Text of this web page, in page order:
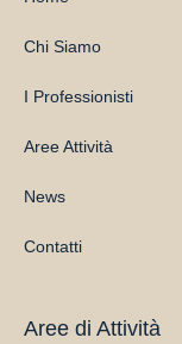
Chi Siamo
I Professionisti
Aree Attività
News
Contatti
Aree di Attività